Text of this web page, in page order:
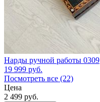
Нарды ручной работы 0309
19 999 руб.
Посмотреть все (22)
Цена
2 499 руб.